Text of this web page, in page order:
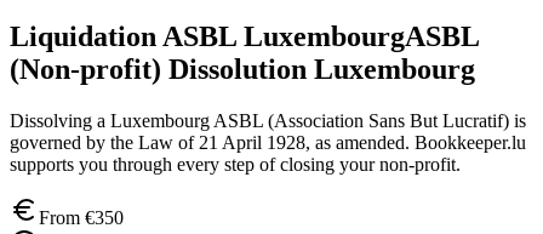
Liquidation ASBL LuxembourgASBL
(Non-profit) Dissolution Luxembourg
Dissolving a Luxembourg ASBL (Association Sans But Lucratif) is
governed by the Law of 21 April 1928, as amended. Bookkeeper.lu
supports you through every step of closing your non-profit.
From €350